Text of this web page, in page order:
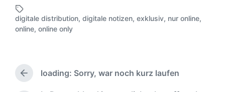
ö
i
c
h
r
b
e
e
r
ö
n
S
c
a
g
digitale distribution, digitale notizen, exklusiv, nur online,
online, online only
V
loading: Sorry, war noch kurz laufen